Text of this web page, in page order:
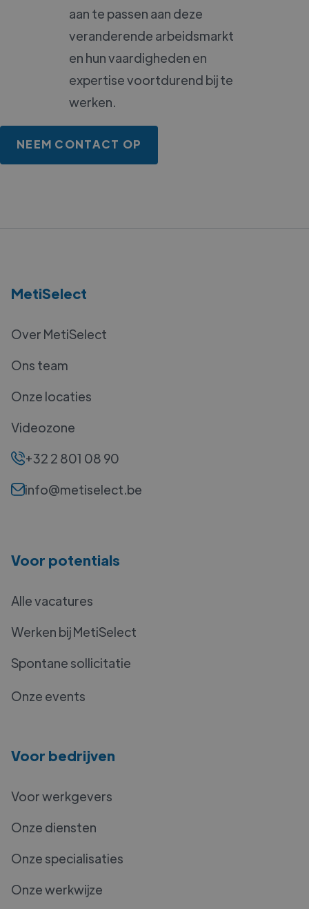
aan te passen aan deze
veranderende arbeidsmarkt
en hun vaardigheden en
expertise voortdurend bij te
werken.
NEEM CONTACT OP
MetiSelect
Over MetiSelect
Ons team
Onze locaties
Videozone
+32 2 801 08 90
info@metiselect.be
Voor potentials
Alle vacatures
Werken bij MetiSelect
Spontane sollicitatie
Onze events
Voor bedrijven
Voor werkgevers
Onze diensten
Onze specialisaties
Onze werkwijze